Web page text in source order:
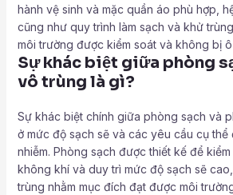
hành vệ sinh và mặc quần áo phù hợp,
cũng như quy trình làm sạch và khử
môi trường được kiểm soát và không bị ô
Sự khác biệt giữa phòng
vô trùng là gì?
Sự khác biệt chính giữa phòng sạch và
ở mức độ sạch sẽ và các yêu cầu cụ thể
nhiễm. Phòng sạch được thiết kế để
không khí và duy trì mức độ sạch sẽ
trùng nhằm mục đích đạt được môi